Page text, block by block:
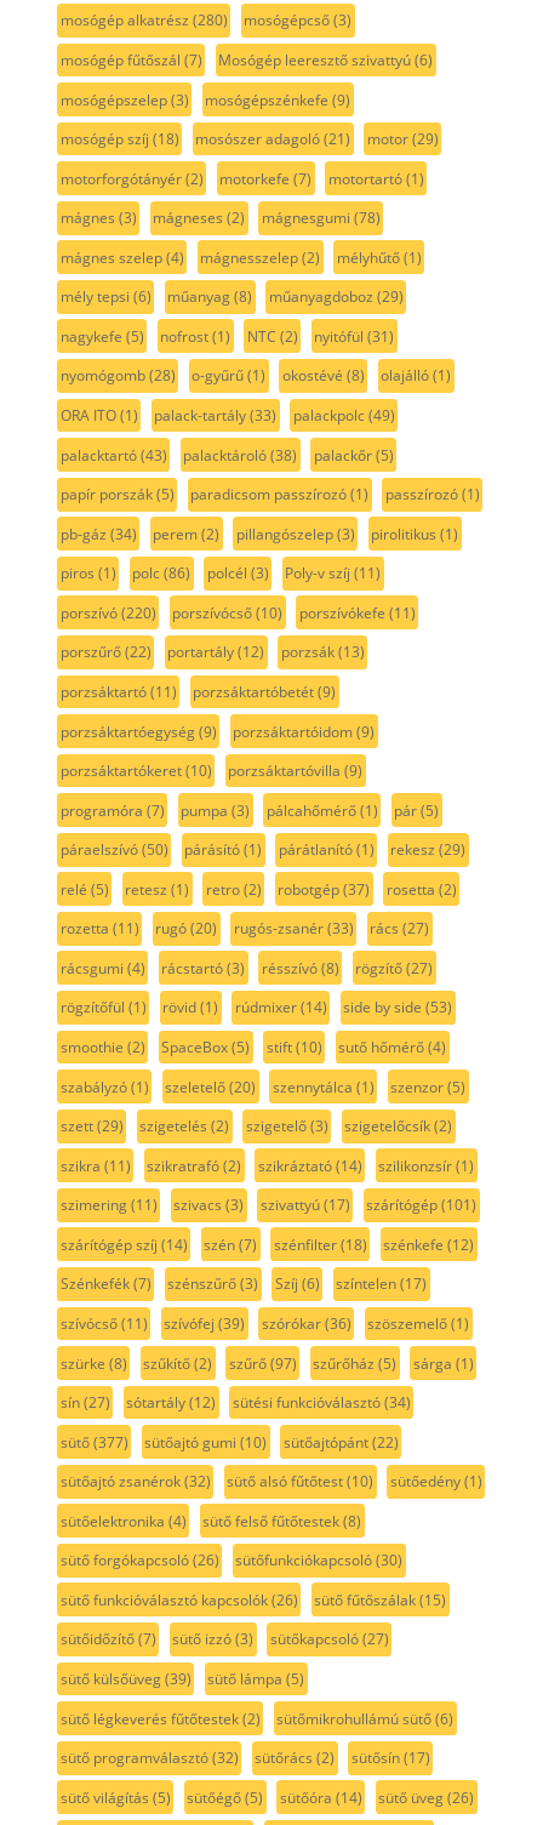
mosógép alkatrész (280) mosógépcső(3)
mosógép fűtőszál (7) Mosógép leeresztő szivattyú(6)
mosógépszelep(3) mosógépszénkefe (9)
mosógép szíj (18) mosószer adagoló(21) motor(29)
motorforgótányér(2) motorkefe (7) motortartó(1)
mágnes (3) mágneses (2) mágnesgumi (78)
mágnes szelep(4) mágnesszelep(2) mélyhűtő(1)
mély tepsi (6) műanyag(8) műanyagdoboz (29)
nagykefe (5) nofrost(1) NTC (2) nyitófül (31)
nyomógomb(28) o-gyűrű(1) okostévé (8) olajálló(1)
ORA ITO(1) palack-tartály(33) palackpolc(49)
palacktartó(43) palacktároló(38) palackőr(5)
papír porszák(5) paradicsom passzírozó(1) passzírozó(1)
pb-gáz (34) perem(2) pillangószelep(3) pirolitikus (1)
piros (1) polc(86) polcél (3) Poly-v szíj (11)
porszívó(220) porszívócső(10) porszívókefe (11)
porszűrő(22) portartály(12) porzsák(13)
porzsáktartó(11) porzsáktartóbetét(9)
porzsáktartóegység(9) porzsáktartóidom(9)
porzsáktartókeret(10) porzsáktartóvilla (9)
programóra (7) pumpa (3) pálcahőmérő(1) pár(5)
páraelszívó(50) párásító(1) párátlanító(1) rekesz (29)
relé (5) retesz (1) retro(2) robotgép(37) rosetta (2)
rozetta (11) rugó(20) rugós-zsanér(33) rács (27)
rácsgumi (4) rácstartó(3) résszívó(8) rögzítő(27)
rögzítőfül (1) rövid(1) rúdmixer(14) side by side (53)
smoothie (2) SpaceBox(5) stift(10) sutő hőmérő(4)
szabályzó(1) szeletelő(20) szennytálca (1) szenzor(5)
szett(29) szigetelés (2) szigetelő(3) szigetelőcsík(2)
szikra (11) szikratrafó(2) szikráztató(14) szilikonzsír(1)
szimering(11) szivacs (3) szivattyú(17) szárítógép(101)
szárítógép szíj (14) szén(7) szénfilter(18) szénkefe (12)
Szénkefék(7) szénszűrő(3) Szíj (6) színtelen(17)
szívócső(11) szívófej (39) szórókar(36) szöszemelő(1)
szürke (8) szűkítő(2) szűrő(97) szűrőház (5) sárga (1)
sín(27) sótartály(12) sütési funkcióválasztó(34)
sütő(377) sütőajtó gumi (10) sütőajtópánt(22)
sütőajtó zsanérok(32) sütő alsó fűtőtest(10) sütőedény(1)
sütőelektronika (4) sütő felső fűtőtestek(8)
sütő forgókapcsoló(26) sütőfunkciókapcsoló(30)
sütő funkcióválasztó kapcsolók(26) sütő fűtőszálak(15)
sütőidőzítő(7) sütő izzó(3) sütőkapcsoló(27)
sütő külsőüveg(39) sütő lámpa (5)
sütő légkeverés fűtőtestek(2) sütőmikrohullámú sütő(6)
sütő programválasztó(32) sütőrács (2) sütősín(17)
sütő világítás (5) sütőégő(5) sütőóra (14) sütő üveg(26)